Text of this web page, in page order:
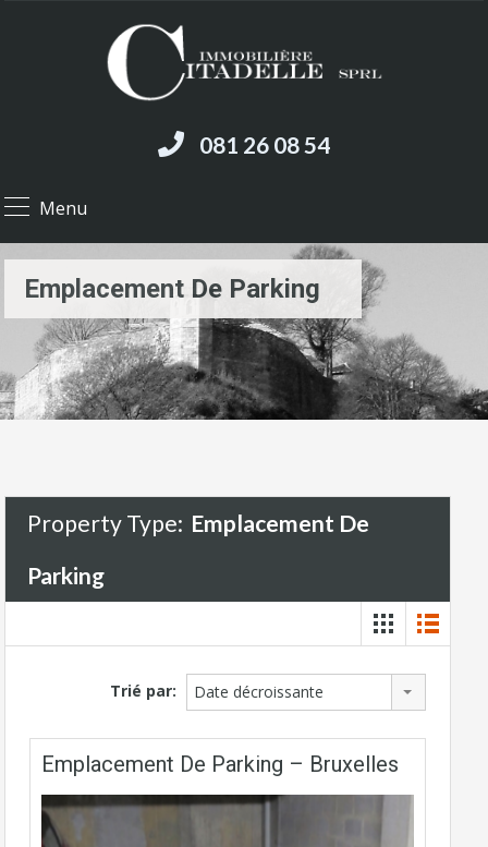
081 26 08 54
Menu
Emplacement De Parking
Property Type: Emplacement De
Parking
Trié par: Date décroissante
Emplacement De Parking – Bruxelles